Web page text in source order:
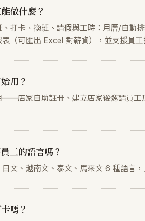
做什麼？
、打卡、換班、請假與工時：月曆/自動
（可匯出 Excel 對薪資），並支援員工
用？
——店家自助註冊、建立店家後邀請員工
工的語言嗎？
文、越南文、泰文、馬來文 6 種語言
嗎？